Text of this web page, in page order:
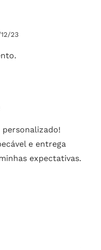
23
e entrega
expectativas.